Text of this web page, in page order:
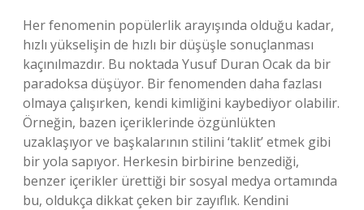
Her fenomenin popülerlik arayışında olduğu kadar,
hızlı yükselişin de hızlı bir düşüşle sonuçlanması
kaçınılmazdır. Bu noktada Yusuf Duran Ocak da bir
paradoksa düşüyor. Bir fenomenden daha fazlası
olmaya çalışırken, kendi kimliğini kaybediyor olabilir.
Örneğin, bazen içeriklerinde özgünlükten
uzaklaşıyor ve başkalarının stilini ‘taklit’ etmek gibi
bir yola sapıyor. Herkesin birbirine benzediği,
benzer içerikler ürettiği bir sosyal medya ortamında
bu, oldukça dikkat çeken bir zayıflık. Kendini